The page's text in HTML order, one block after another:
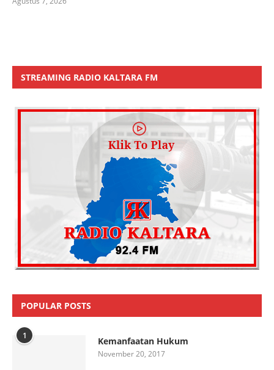
STREAMING RADIO KALTARA FM
POPULAR POSTS
1 Kemanfaatan Hukum
November 20, 2017